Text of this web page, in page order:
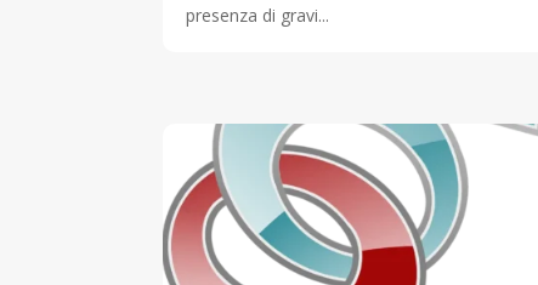
presenza di gravi...